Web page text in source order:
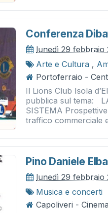
Conferenza
lunedì 29 febbraio
Arte e Cultura ,
Portoferraio -
Il Lions Club Isola
pubblica sul tema:
SISTEMA
traffico commerciale
Pino Daniele
lunedì 29 febbraio
Musica e concerti
Capoliveri -